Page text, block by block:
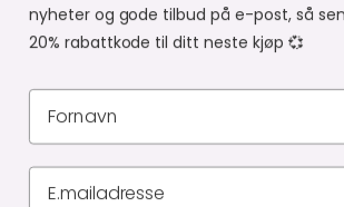
MER FRA
nyheter og gode tilbud på e-post, så
20% rabattkode til ditt neste kjøp 💞